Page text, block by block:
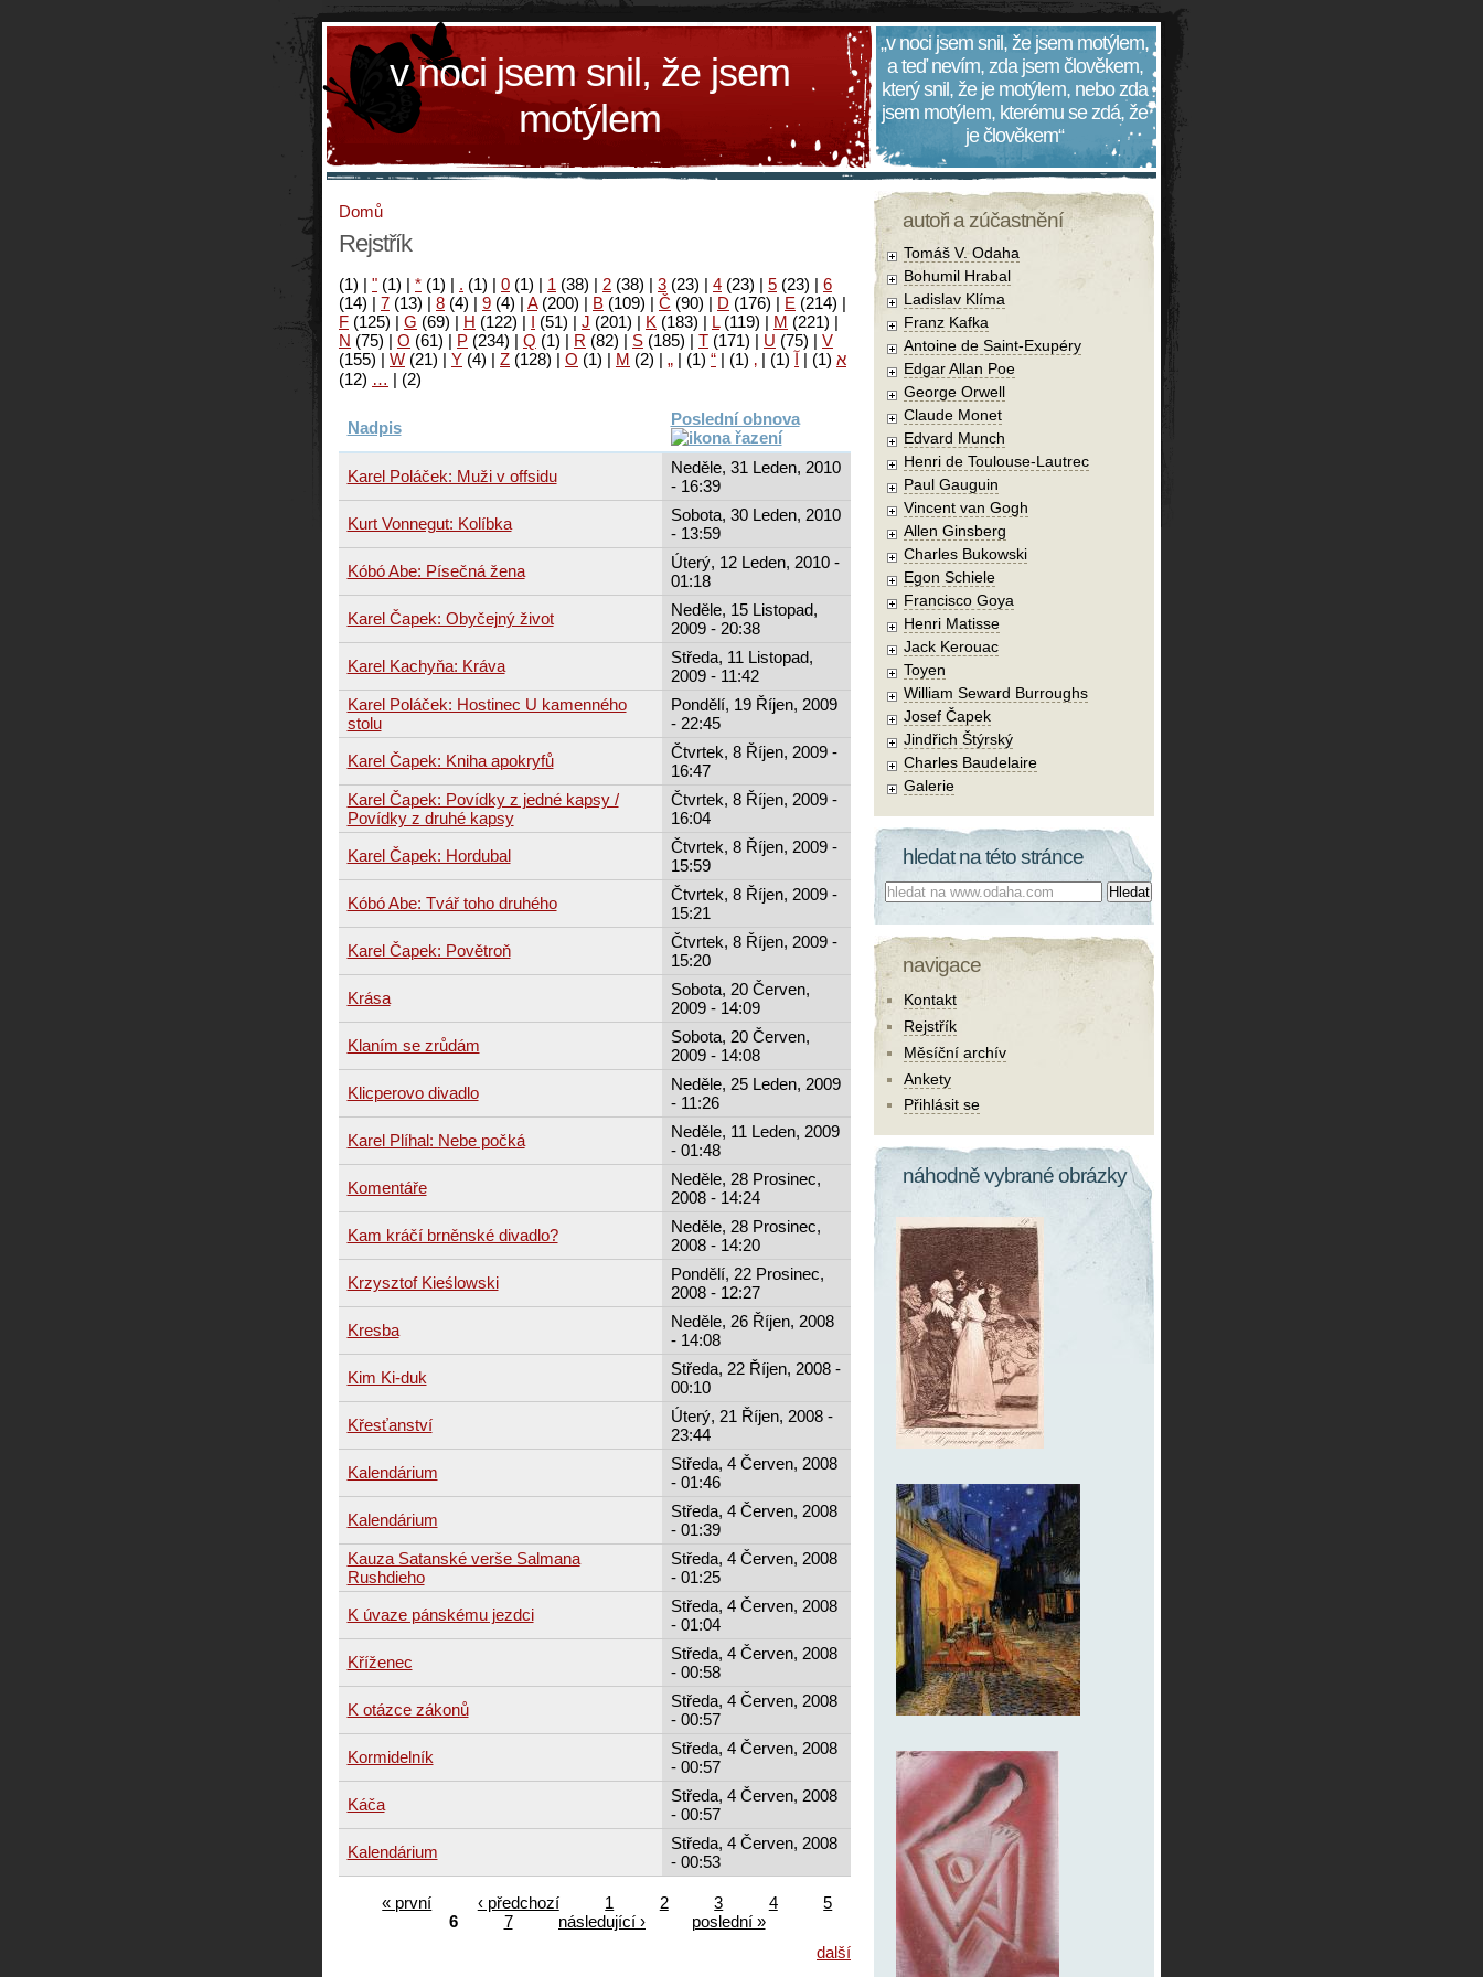
v noci jsem snil, že jsem
motýlem
„v noci jsem snil, že jsem motýlem,
a teď nevím, zda jsem člověkem,
který snil, že je motýlem, nebo zda
jsem motýlem, kterému se zdá, že
je člověkem“
Domů
Rejstřík
(1) | " (1) | * (1) | . (1) | 0 (1) | 1 (38) | 2 (38) | 3 (23) | 4 (23) | 5 (23) | 6
(14) | 7 (13) | 8 (4) | 9 (4) | A(200) | B (109) | Č (90) | D (176) | E (214) |
F (125) | G (69) | H (122) | I (51) | J (201) | K (183) | L(119) | M (221) |
N (75) | O (61) | P (234) | Q (1) | R (82) | S (185) | T (171) | U (75) | V
(155) | W (21) | Y (4) | Z (128) | Ο (1) | М (2) | א (1)
| آ (1)
|
‚
(1)
|
“
(1)
|
„
(2)
|
…
(12)
Nadpis Poslední obnova
Karel Poláček: Muži v offsidu
Neděle, 31 Leden, 2010
- 16:39
Kurt Vonnegut: Kolíbka
Sobota, 30 Leden, 2010
- 13:59
Kóbó Abe: Písečná žena
Úterý, 12 Leden, 2010 -
01:18
Karel Čapek: Obyčejný život
Neděle, 15 Listopad,
2009 - 20:38
Karel Kachyňa: Kráva
Středa, 11 Listopad,
2009 - 11:42
Karel Poláček: Hostinec U kamenného
stolu
Pondělí, 19 Říjen, 2009
- 22:45
Karel Čapek: Kniha apokryfů
Čtvrtek, 8 Říjen, 2009 -
16:47
Karel Čapek: Povídky z jedné kapsy /
Povídky z druhé kapsy
Čtvrtek, 8 Říjen, 2009 -
16:04
Karel Čapek: Hordubal
Čtvrtek, 8 Říjen, 2009 -
15:59
Kóbó Abe: Tvář toho druhého
Čtvrtek, 8 Říjen, 2009 -
15:21
Karel Čapek: Povětroň
Čtvrtek, 8 Říjen, 2009 -
15:20
Krása
Sobota, 20 Červen,
2009 - 14:09
Klaním se zrůdám
Sobota, 20 Červen,
2009 - 14:08
Klicperovo divadlo
Neděle, 25 Leden, 2009
- 11:26
Karel Plíhal: Nebe počká
Neděle, 11 Leden, 2009
- 01:48
Komentáře
Neděle, 28 Prosinec,
2008 - 14:24
Kam kráčí brněnské divadlo?
Neděle, 28 Prosinec,
2008 - 14:20
Krzysztof Kieślowski
Pondělí, 22 Prosinec,
2008 - 12:27
Kresba
Neděle, 26 Říjen, 2008
- 14:08
Kim Ki-duk
Středa, 22 Říjen, 2008 -
00:10
Křesťanství
Úterý, 21 Říjen, 2008 -
23:44
Kalendárium
Středa, 4 Červen, 2008
- 01:46
Kalendárium
Středa, 4 Červen, 2008
- 01:39
Kauza Satanské verše Salmana
Rushdieho
Středa, 4 Červen, 2008
- 01:25
K úvaze pánskému jezdci
Středa, 4 Červen, 2008
- 01:04
Kříženec
Středa, 4 Červen, 2008
- 00:58
K otázce zákonů
Středa, 4 Červen, 2008
- 00:57
Kormidelník
Středa, 4 Červen, 2008
- 00:57
Káča
Středa, 4 Červen, 2008
- 00:57
Kalendárium
Středa, 4 Červen, 2008
- 00:53
« první ‹ předchozí 1 2 3 4
5
6
7 následující ›
poslední »
další
autoři a zúčastnění
Tomáš V. Odaha
Bohumil Hrabal
Ladislav Klíma
Franz Kafka
Antoine de Saint-Exupéry
Edgar Allan Poe
George Orwell
Claude Monet
Edvard Munch
Henri de Toulouse-Lautrec
Paul Gauguin
Vincent van Gogh
Allen Ginsberg
Charles Bukowski
Egon Schiele
Francisco Goya
Henri Matisse
Jack Kerouac
Toyen
William Seward Burroughs
Josef Čapek
Jindřich Štýrský
Charles Baudelaire
Galerie
hledat na této stránce
Co hledat:
navigace
Kontakt
Rejstřík
Měsíční archív
Ankety
Přihlásit se
náhodně vybrané obrázky